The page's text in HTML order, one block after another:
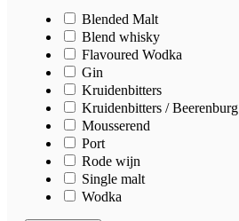
Blended Malt
Blend whisky
Flavoured Wodka
Gin
Kruidenbitters
Kruidenbitters / Beerenburg
Mousserend
Port
Rode wijn
Single malt
Wodka